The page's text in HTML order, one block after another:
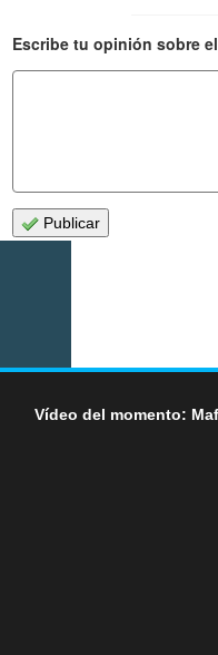
Escribe tu opinión sobre
Publicar
Vídeo del momento: